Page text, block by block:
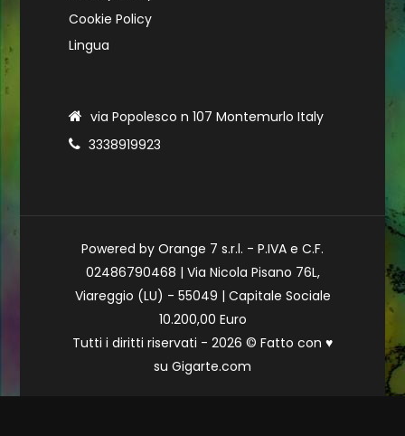
Cookie Policy
Lingua
via Popolesco n 107 Montemurlo Italy
3338919923
Powered by Orange 7 s.r.l. - P.IVA e C.F.
02486790468 | Via Nicola Pisano 76L,
Viareggio (LU) - 55049 | Capitale Sociale
10.200,00 Euro
Tutti i diritti riservati - 2026 © Fatto con ♥
su Gigarte.com